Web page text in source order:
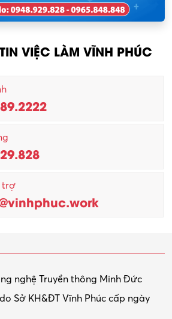
– QC
VIỆC LÀM VĨNH PHÚC
trợ
nghệ Truyền thông Minh Đức
Sở KH&ĐT Vĩnh Phúc cấp ngày